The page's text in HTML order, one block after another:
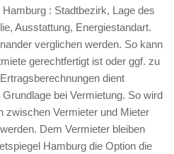
: Stadtbezirk, Lage des
Ausstattung, Energiestandart.
verglichen werden. So kann
gerechtfertigt ist oder ggf. zu
dient
bei Vermietung. So wird
zwischen Vermieter und Mieter
Dem Vermieter bleiben
Hamburg die Option die